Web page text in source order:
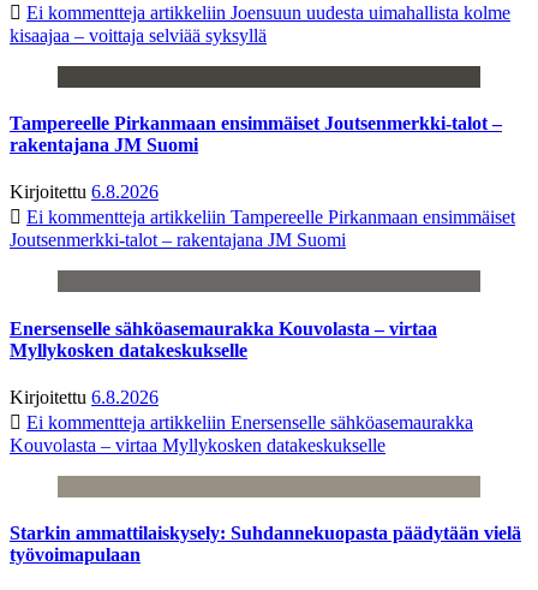
Ei kommentteja artikkeliin Joensuun uudesta uimahallista kolme
kisaajaa – voittaja selviää syksyllä
Tampereelle Pirkanmaan ensimmäiset Joutsenmerkki-talot –
rakentajana JM Suomi
Kirjoitettu 6.8.2026
Ei kommentteja artikkeliin Tampereelle Pirkanmaan ensimmäiset
Joutsenmerkki-talot – rakentajana JM Suomi
Enersenselle sähköasemaurakka Kouvolasta – virtaa
Myllykosken datakeskukselle
Kirjoitettu 6.8.2026
Ei kommentteja artikkeliin Enersenselle sähköasemaurakka
Kouvolasta – virtaa Myllykosken datakeskukselle
Starkin ammattilaiskysely: Suhdannekuopasta päädytään vielä
työvoimapulaan